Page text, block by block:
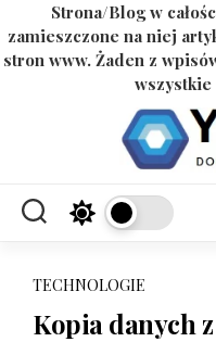
Strona/Blog w
zamieszczone na niej
stron www. Żaden z
wszystkie
TECHNOLOGIE
Kopia danych